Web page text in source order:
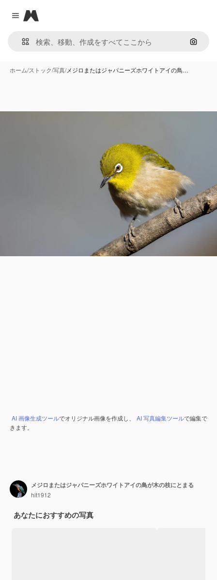
Close menu
Magnific
画像で
ホーム/ストック/写真/メジロまたはジャパニーズホワイトアイの鳥…
AI 画像生成ツールでオリジナル画像を作成し、 AI 写真編集ツールで編集で
きます。
メジロまたはジャパニーズホワイトアイの鳥が木の枝にとまる
hit1912
あなたにおすすめの写真